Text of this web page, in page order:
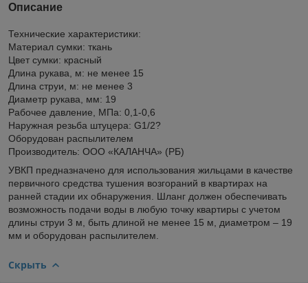
Описание
Технические характеристики:
Материал сумки: ткань
Цвет сумки: красный
Длина рукава, м: не менее 15
Длина струи, м: не менее 3
Диаметр рукава, мм: 19
Рабочее давление, МПа: 0,1-0,6
Наружная резьба штуцера: G1/2?
Оборудован распылителем
Производитель: ООО «КАЛАНЧА» (РБ)
УВКП предназначено для использования жильцами в качестве
первичного средства тушения возгораний в квартирах на
ранней стадии их обнаружения. Шланг должен обеспечивать
возможность подачи воды в любую точку квартиры с учетом
длины струи 3 м, быть длиной не менее 15 м, диаметром – 19
мм и оборудован распылителем.
Скрыть